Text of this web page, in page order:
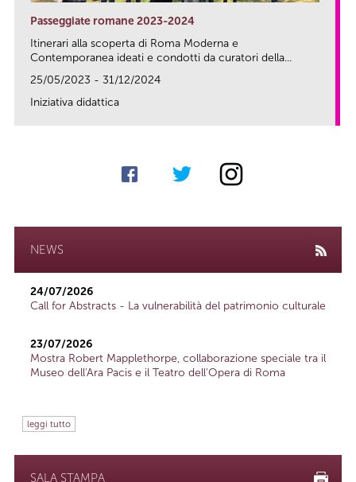
Passeggiate romane 2023-2024
Itinerari alla scoperta di Roma Moderna e
Contemporanea ideati e condotti da curatori della...
25/05/2023 - 31/12/2024
Iniziativa didattica
NEWS
24/07/2026
Call for Abstracts - La vulnerabilità del patrimonio culturale
23/07/2026
Mostra Robert Mapplethorpe, collaborazione speciale tra il
Museo dell'Ara Pacis e il Teatro dell'Opera di Roma
leggi tutto
SALA STAMPA